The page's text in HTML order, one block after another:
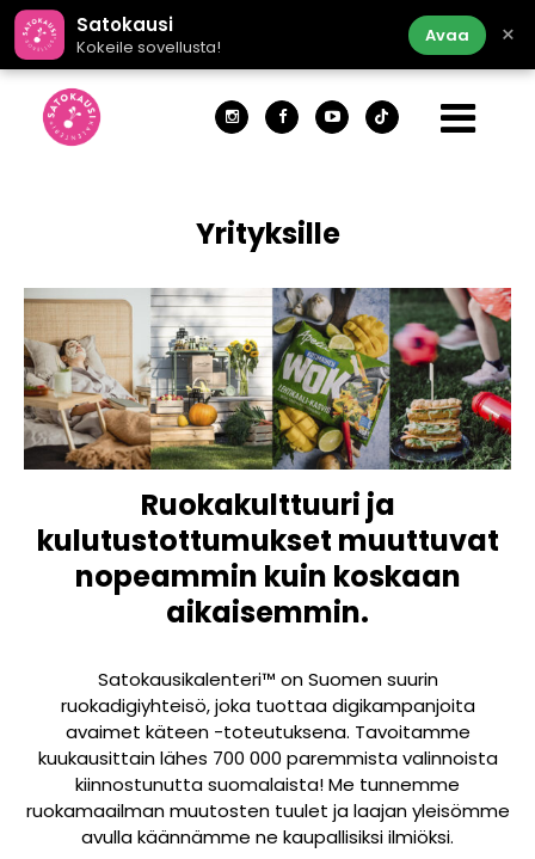
Satokausi
Kokeile sovellusta!
Avaa ×
Yrityksille
Ruokakulttuuri ja
kulutustottumukset muuttuvat
nopeammin kuin koskaan
aikaisemmin.
Satokausikalenteri™ on Suomen suurin
ruokadigiyhteisö, joka tuottaa digikampanjoita
avaimet käteen -toteutuksena. Tavoitamme
kuukausittain lähes 700 000 paremmista valinnoista
kiinnostunutta suomalaista! Me tunnemme
ruokamaailman muutosten tuulet ja laajan yleisömme
avulla käännämme ne kaupallisiksi ilmiöksi.